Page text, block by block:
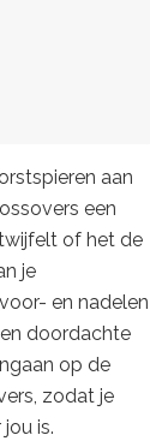
aan
een
of het de
je
en nadelen
doordachte
op de
zodat je
is.